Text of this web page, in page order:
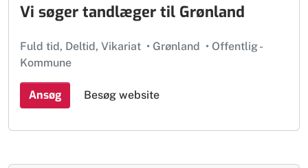
Vi søger tandlæger til Grønland
Fuld tid, Deltid, Vikariat • Grønland • Offentlig -
Kommune
Ansøg Besøg website